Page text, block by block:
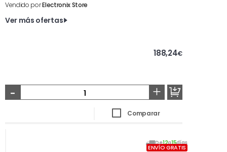
Vendido porElectronix Store
Ver más ofertas
188,24€
- +
Comparar
De12a15días
ENVÍO GRATIS